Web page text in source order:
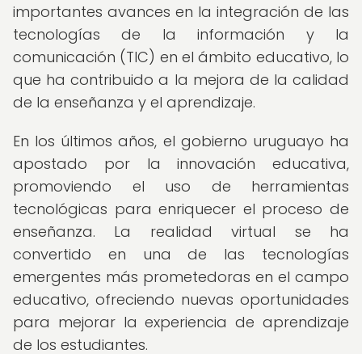
importantes avances en la integración de las
tecnologías de la información y la
comunicación (TIC) en el ámbito educativo, lo
que ha contribuido a la mejora de la calidad
de la enseñanza y el aprendizaje.
En los últimos años, el gobierno uruguayo ha
apostado por la innovación educativa,
promoviendo el uso de herramientas
tecnológicas para enriquecer el proceso de
enseñanza. La realidad virtual se ha
convertido en una de las tecnologías
emergentes más prometedoras en el campo
educativo, ofreciendo nuevas oportunidades
para mejorar la experiencia de aprendizaje
de los estudiantes.